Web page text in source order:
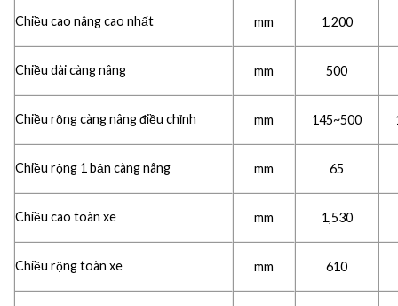
Chiều cao nâng cao nhất mm 1,200
Chiều dài càng nâng mm 500
Chiều rộng càng nâng điều chỉnh mm 145~500
Chiều rộng 1 bản càng nâng mm 65
Chiều cao toàn xe mm 1,530
Chiều rộng toàn xe mm 610